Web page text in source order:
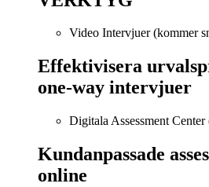
Video Intervjuer (kommer
Effektivisera
one-way intervjuer
Digitala Assessment
Kundanpassade
online